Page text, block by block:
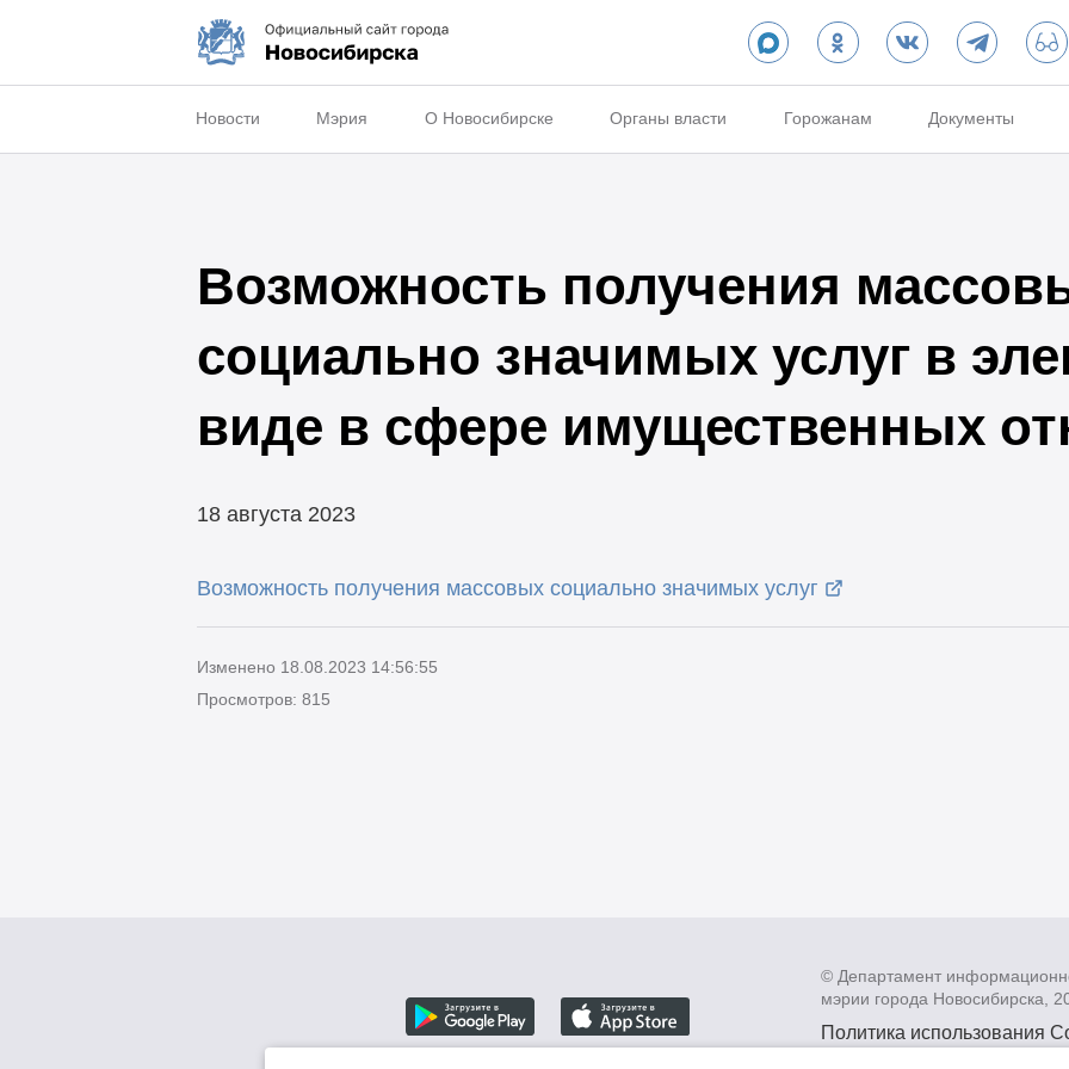
Новости Мэрия О Новосибирске Органы власти Горожанам Документы
Возможность получения
социально значимых услуг в
виде в сфере имущественных
18 августа 2023
Возможность получения массовых социально значимых услуг
Изменено 18.08.2023 14:56:55
Просмотров: 815
© Департамент
мэрии города Новосибирска,
Политика использования